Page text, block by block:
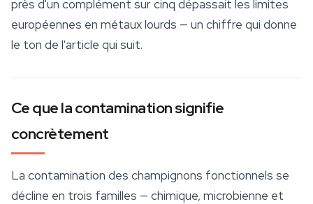
près d'un complément sur cinq dépassait les limites
européennes en métaux lourds — un chiffre qui donne
le ton de l'article qui suit.
Ce que la contamination signifie
concrètement
La contamination des champignons fonctionnels se
décline en trois familles — chimique, microbienne et